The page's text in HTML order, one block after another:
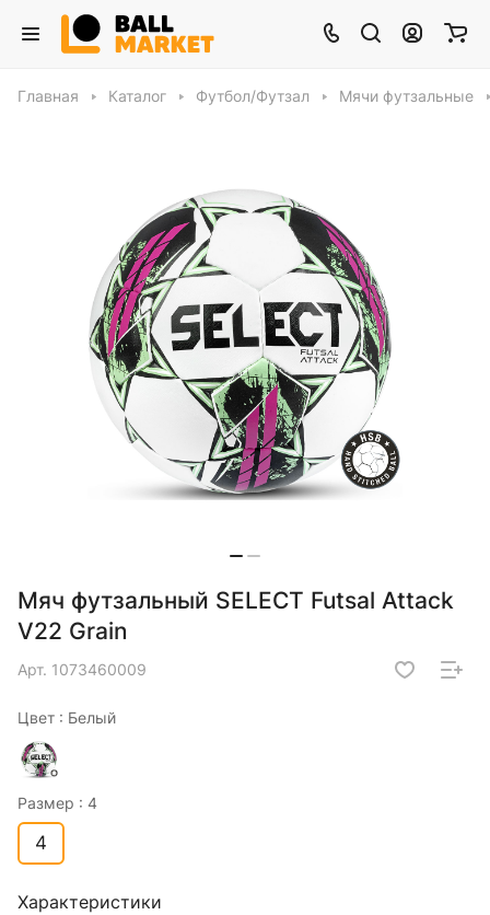
Главная Каталог Футбол/Футзал Мячи футзальные
Мяч футзальный SELECT Futsal Attack
V22 Grain
Арт. 1073460009
Цвет : Белый
Размер : 4
4
Характеристики